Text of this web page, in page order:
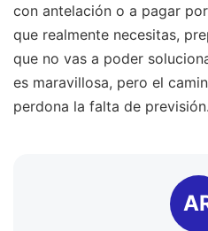
con antelación o a pagar
que realmente necesitas,
que no vas a poder
es maravillosa, pero el
perdona la falta de previsión.